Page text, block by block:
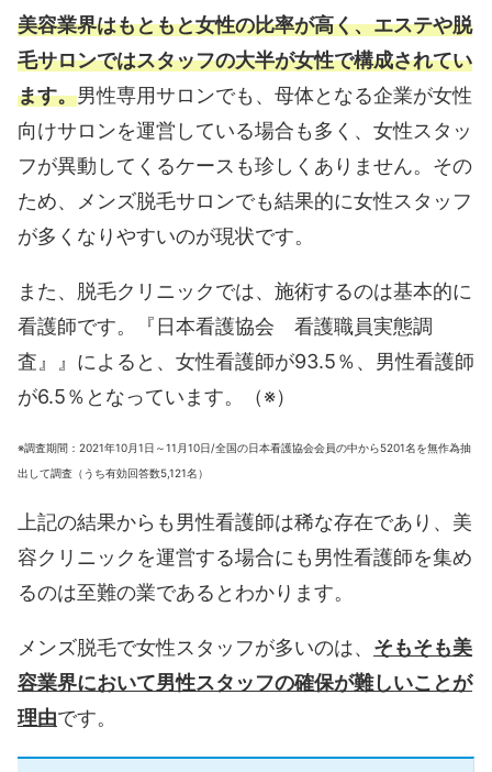
美容業界はもともと女性の比率が高く、エステや脱
毛サロンではスタッフの大半が女性で構成されてい
ます。男性専用サロンでも、母体となる企業が女性
向けサロンを運営している場合も多く、女性スタッ
フが異動してくるケースも珍しくありません。その
ため、メンズ脱毛サロンでも結果的に女性スタッフ
が多くなりやすいのが現状です。
また、脱毛クリニックでは、施術するのは基本的に
看護師です。『日本看護協会 看護職員実態調
査』』によると、女性看護師が93.5％、男性看護師
が6.5％となっています。（※）
※調査期間：2021年10月1日～11月10日/全国の日本看護協会会員の中から5201名を無作為抽
出して調査（うち有効回答数5,121名）
上記の結果からも男性看護師は稀な存在であり、美
容クリニックを運営する場合にも男性看護師を集め
るのは至難の業であるとわかります。
メンズ脱毛で女性スタッフが多いのは、 そもそも美
容業界において男性スタッフの確保が難しいことが
理由です。